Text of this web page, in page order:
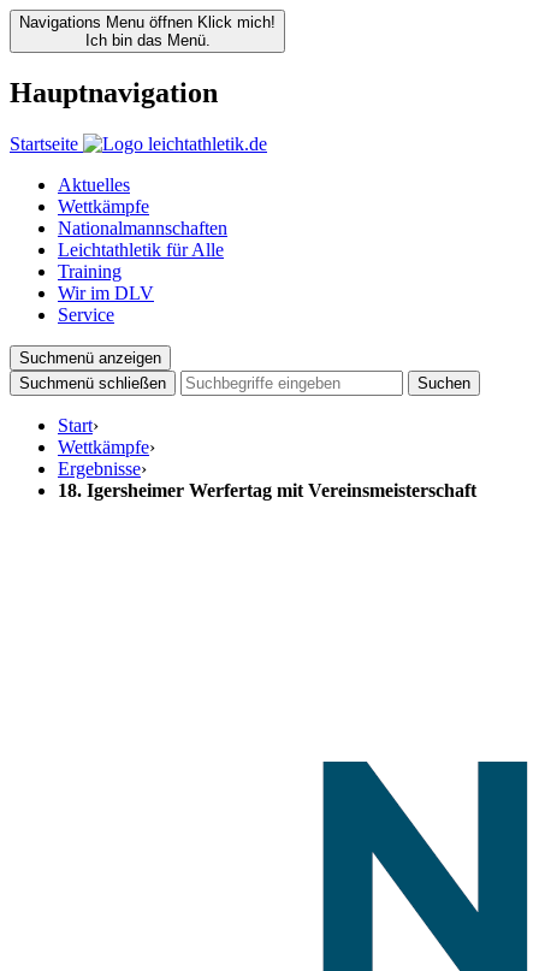
Navigations Menu öffnen Klick mich!
Ich bin das Menü.
Hauptnavigation
Startseite
Aktuelles
Wettkämpfe
Nationalmannschaften
Leichtathletik für Alle
Training
Wir im DLV
Service
Suchmenü anzeigen
Suchmenü schließen
Suchen
Start›
Wettkämpfe›
Ergebnisse›
18. Igersheimer Werfertag mit Vereinsmeisterschaft